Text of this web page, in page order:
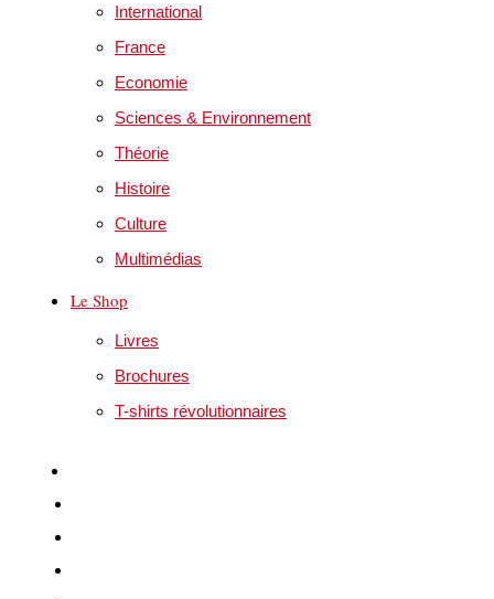
International
France
Economie
Sciences & Environnement
Théorie
Histoire
Culture
Multimédias
Le Shop
Livres
Brochures
T-shirts révolutionnaires